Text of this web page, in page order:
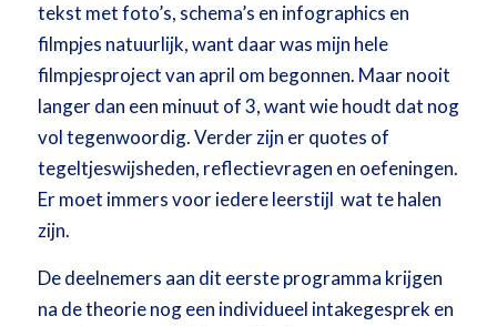
tekst met foto’s, schema’s en infographics en
filmpjes natuurlijk, want daar was mijn hele
filmpjesproject van april om begonnen. Maar nooit
langer dan een minuut of 3, want wie houdt dat nog
vol tegenwoordig. Verder zijn er quotes of
tegeltjeswijsheden, reflectievragen en oefeningen.
Er moet immers voor iedere leerstijl wat te halen
zijn.
De deelnemers aan dit eerste programma krijgen
na de theorie nog een individueel intakegesprek en